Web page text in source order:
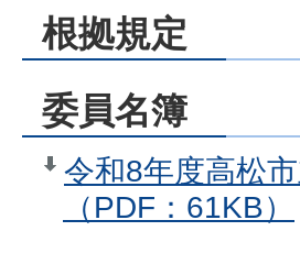
根拠規定
委員名簿
令和8年度高松
（PDF：61KB）